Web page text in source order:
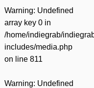
Warning: Undefined
array key 0 in
/home/indiegrab/
includes/media.php
on line 811
Warning: Undefined